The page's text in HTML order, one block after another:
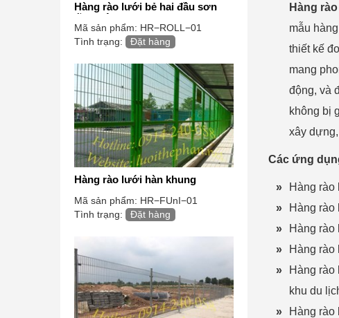
Hàng rào lưới bẻ hai đầu sơn
tĩnh điện
Mã sản phẩm: HR−ROLL−01
Tình trạng:
Đặt hàng
Hàng rào lưới hàn khung
Mã sản phẩm: HR−FUnI−01
Tình trạng:
Đặt hàng
Hàng rào
mẫu
thiết kế
mang
động, và
không bị
xây
Các ứng
»
Hàng
»
Hàng rào
»
Hàng rào
»
Hàng rào
»
Hàng rào
khu du
»
Hàng rào